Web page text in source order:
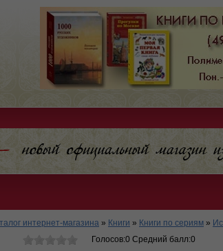
интернет-магазина » Книги » Книги по сериям »
Голосов:0 Средний балл:0